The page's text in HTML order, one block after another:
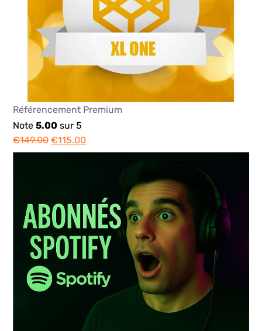
Référencement Premium
Note5.00 sur 5
€149.00 €115.00